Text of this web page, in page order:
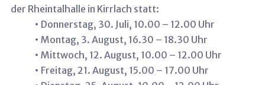
der Rheintalhalle in Kirrlach statt:
• Donnerstag, 30. Juli, 10.00 – 12.00 Uhr
• Montag, 3. August, 16.30 – 18.30 Uhr
• Mittwoch, 12. August, 10.00 – 12.00 Uhr
• Freitag, 21. August, 15.00 – 17.00 Uhr